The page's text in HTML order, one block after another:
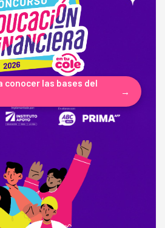
conocer las bases del
→